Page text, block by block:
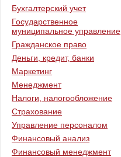
Бухгалтерский учет
Государственное
муниципальное управление
Гражданское право
Деньги, кредит, банки
Маркетинг
Менеджмент
Налоги, налогообложение
Страхование
Управление персоналом
Финансовый анализ
Финансовый менеджмент